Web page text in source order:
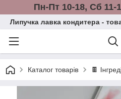
Пн-Пт 10-18, Сб 11-
Липучка лавка кондитера -
Каталог товарів 🍫